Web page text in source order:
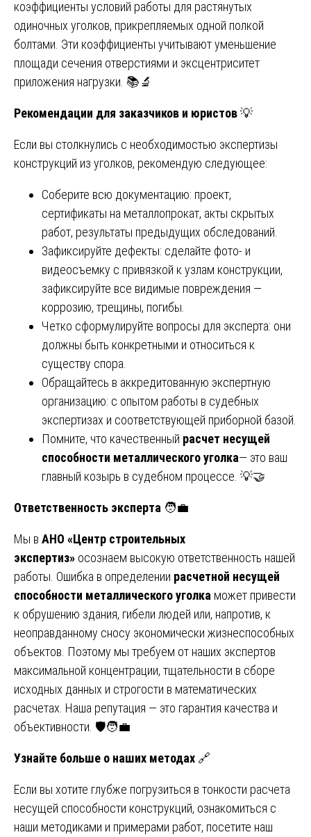
коэффициенты условий работы для растянутых
одиночных уголков, прикрепляемых одной полкой
болтами. Эти коэффициенты учитывают уменьшение
площади сечения отверстиями и эксцентриситет
приложения нагрузки. 📚🔬
Рекомендации для заказчиков и юристов💡
Если вы столкнулись с необходимостью экспертизы
конструкций из уголков, рекомендую следующее:
Соберите всю документацию: проект,
сертификаты на металлопрокат, акты скрытых
работ, результаты предыдущих обследований.
Зафиксируйте дефекты: сделайте фото- и
видеосъемку с привязкой к узлам конструкции,
зафиксируйте все видимые повреждения —
коррозию, трещины, погибы.
Четко сформулируйте вопросы для эксперта: они
должны быть конкретными и относиться к
существу спора.
Обращайтесь в аккредитованную экспертную
организацию: с опытом работы в судебных
экспертизах и соответствующей приборной базой.
Помните, что качественный расчет несущей
способности металлического уголка— это ваш
главный козырь в судебном процессе. 💡🤝
Ответственность эксперта 🧑💼
Мы в АНО «Центр строительных
экспертиз» осознаем высокую ответственность нашей
работы. Ошибка в определении расчетной несущей
способности металлического уголка может привести
к обрушению здания, гибели людей или, напротив, к
неоправданному сносу экономически жизнеспособных
объектов. Поэтому мы требуем от наших экспертов
максимальной концентрации, тщательности в сборе
исходных данных и строгости в математических
расчетах. Наша репутация — это гарантия качества и
объективности. 🛡️🧑💼
Узнайте больше о наших методах 🔗
Если вы хотите глубже погрузиться в тонкости расчета
несущей способности конструкций, ознакомиться с
наши методиками и примерами работ, посетите наш